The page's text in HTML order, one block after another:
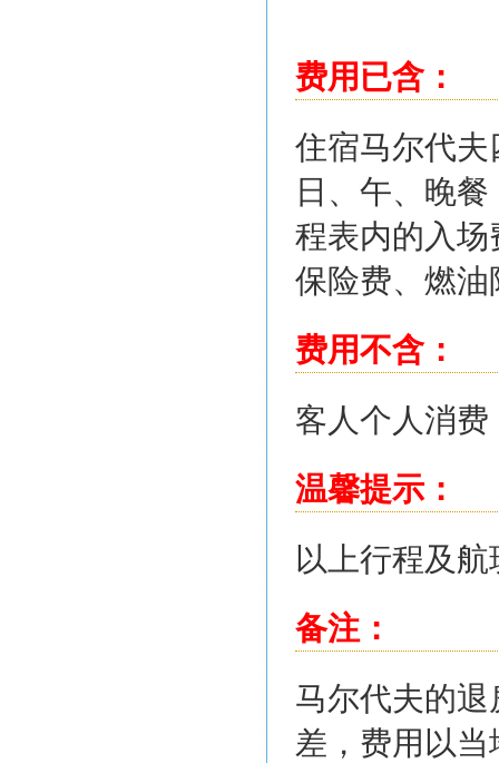
费用已含：
住宿马尔代
日、午、晚
程表内的入
保险费、燃油
费用不含：
客人个人消
温馨提示：
以上行程及
备注：
马尔代夫的
差，费用以